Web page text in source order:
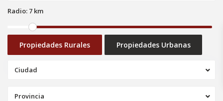
Radio: 7 km
Propiedades Rurales Propiedades Urbanas
Ciudad
Provincia